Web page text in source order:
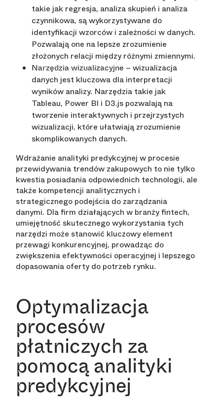
takie jak regresja, analiza skupień i analiza
czynnikowa, są wykorzystywane do
identyfikacji wzorców i zależności w danych.
Pozwalają one na lepsze zrozumienie
złożonych relacji między różnymi zmiennymi.
Narzędzia wizualizacyjne – wizualizacja
danych jest kluczowa dla interpretacji
wyników analizy. Narzędzia takie jak
Tableau, Power BI i D3.js pozwalają na
tworzenie interaktywnych i przejrzystych
wizualizacji, które ułatwiają zrozumienie
skomplikowanych danych.
Wdrażanie analityki predykcyjnej w procesie
przewidywania trendów zakupowych to nie tylko
kwestia posiadania odpowiednich technologii, ale
także kompetencji analitycznych i
strategicznego podejścia do zarządzania
danymi. Dla firm działających w branży fintech,
umiejętność skutecznego wykorzystania tych
narzędzi może stanowić kluczowy element
przewagi konkurencyjnej, prowadząc do
zwiększenia efektywności operacyjnej i lepszego
dopasowania oferty do potrzeb rynku.
Optymalizacja
procesów
płatniczych za
pomocą analityki
predykcyjnej